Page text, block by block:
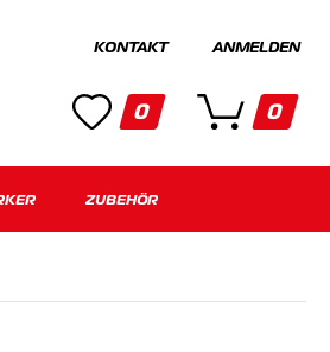
KONTAKT
0
ANMELDEN
0
ZUBEHÖR